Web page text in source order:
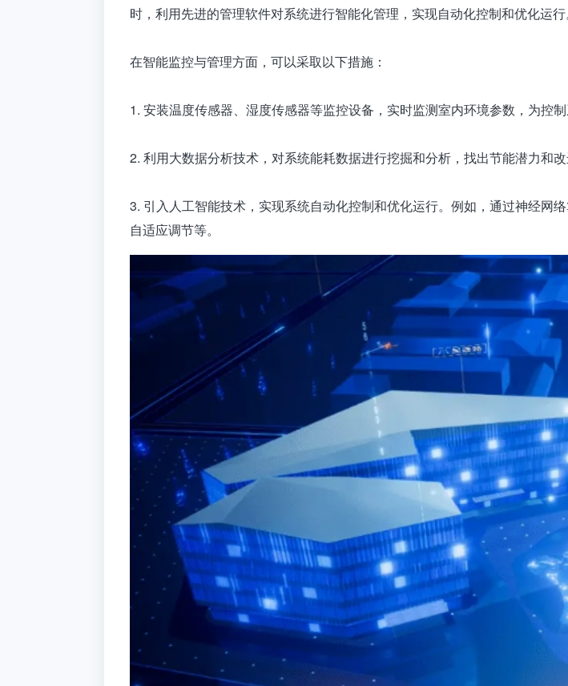
时，利用先进的管理软件对系统进行智能化管理，实现自动化控制和优化运行
在智能监控与管理方面，可以采取以下措施：
1. 安装温度传感器、湿度传感器等监控设备，实时监测室内环境参数，为控制
2. 利用大数据分析技术，对系统能耗数据进行挖掘和分析，找出节能潜力和改
3. 引入人工智能技术，实现系统自动化控制和优化运行。例如，通过神经网
自适应调节等。